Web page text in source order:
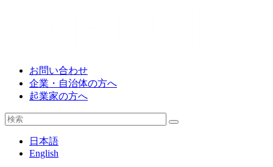
お問い合わせ
企業・自治体の方へ
起業家の方へ
日本語
English